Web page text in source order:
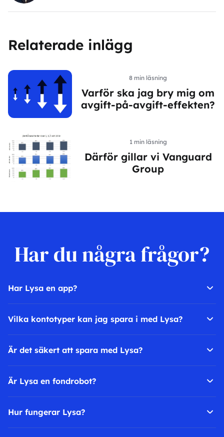
Relaterade inlägg
8 min läsning
Varför ska jag bry mig om
avgift-på-avgift-effekten?
1 min läsning
Därför gillar vi Vanguard
Group
Har du några frågor?
Har Lysa en app?
Vilka kontotyper kan jag spara i med Lysa?
Är det säkert att spara med Lysa?
Är Lysa en fondrobot?
Hur fungerar Lysa?